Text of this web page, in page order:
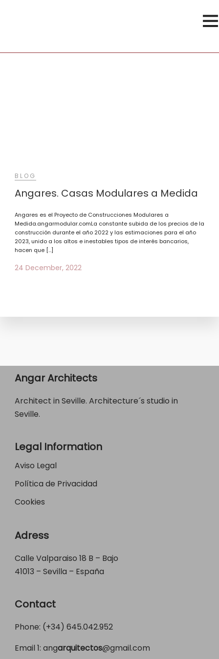
BLOG
Angares. Casas Modulares a Medida
Angares es el Proyecto de Construcciones Modulares a
Medida.angarmodular.comLa constante subida de los precios de la
construcción durante el año 2022 y las estimaciones para el año
2023, unido a los altos e inestables tipos de interés bancarios,
hacen que […]
24 December, 2022
Angar Architects
Architect in Seville. Architecture´s studio in
Seville.
Legal Information
Aviso Legal
Política de Privacidad
Cookies
Adress
Calle Valparaiso 18 B – Bajo
41013 – Sevilla – España
Contact
Phone: (+34) 645.042.952
Email 1: angarquitectos@gmail.com